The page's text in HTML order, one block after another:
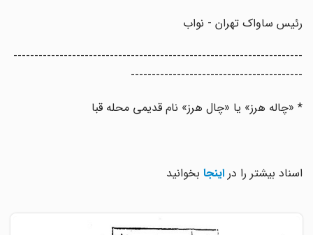
رئیس ساواک تهران - نواب
---------------------------------------------------------------------
-----------------------------------------
* «چاله هرز» یا «چال هرز» نام قدیمی محله قبا
اسناد بیشتر را دراینجابخوانید